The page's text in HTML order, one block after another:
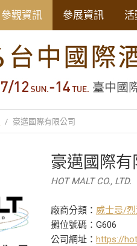
參觀資訊 參展資訊
/ 豪邁國際有限公司
豪邁國際有
HOT MALT CO., LTD.
廠商分類： 威士忌/
攤位號碼：G606
公司網址：https://